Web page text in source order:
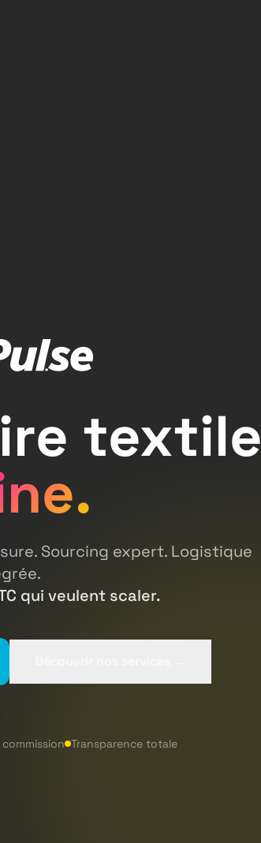
textile
Sourcing expert. Logistique
qui veulent scaler.
Transparence totale